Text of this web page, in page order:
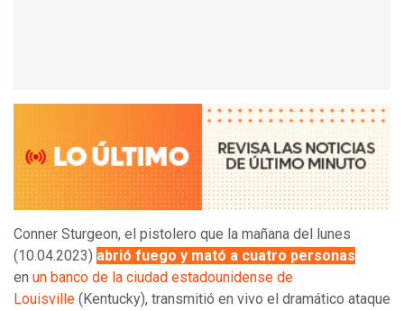
Conner Sturgeon, el pistolero que la mañana del lunes
(10.04.2023) abrió fuego y mató a cuatro personas
en un banco de la ciudad estadounidense de
Louisville (Kentucky), transmitió en vivo el dramático ataque